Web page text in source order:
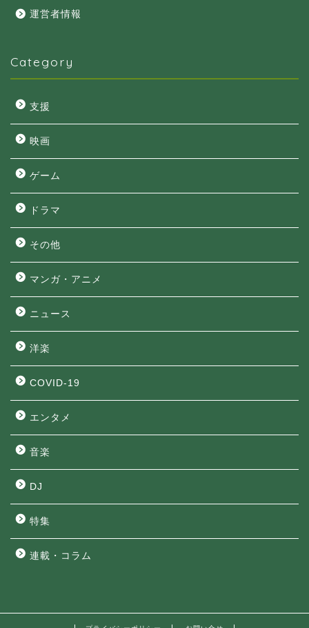
運営者情報
Category
支援
映画
ゲーム
ドラマ
その他
マンガ・アニメ
ニュース
洋楽
COVID-19
エンタメ
音楽
DJ
特集
連載・コラム